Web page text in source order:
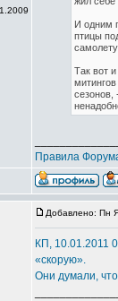
И одним
птицы
Так вот
сезонов,
Правила
Добавлено: Пн
КП, 10.01.2011
«скорую».
Они думали,